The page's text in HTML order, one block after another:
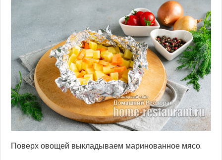
Поверх овощей выкладываем маринованное мясо.